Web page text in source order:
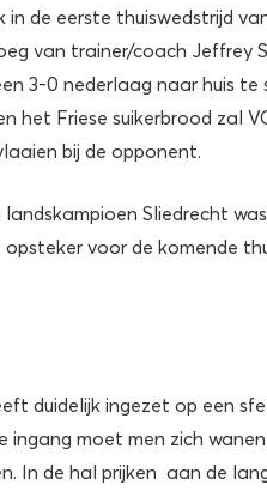
in de eerste thuiswedstrijd
van trainer/coach Jeffrey
3-0 nederlaag naar huis te
het Friese suikerbrood zal
bij de opponent.
Sliedrecht
voor de komende
duidelijk ingezet op een
ingang moet men zich
In de hal prijken aan de